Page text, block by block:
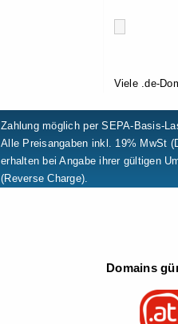
Viele .de-
Zahlung möglich per SEPA-Basis-
Alle Preisangaben inkl. 19% MwSt
erhalten bei Angabe ihrer gültigen
(Reverse Charge).
Domains